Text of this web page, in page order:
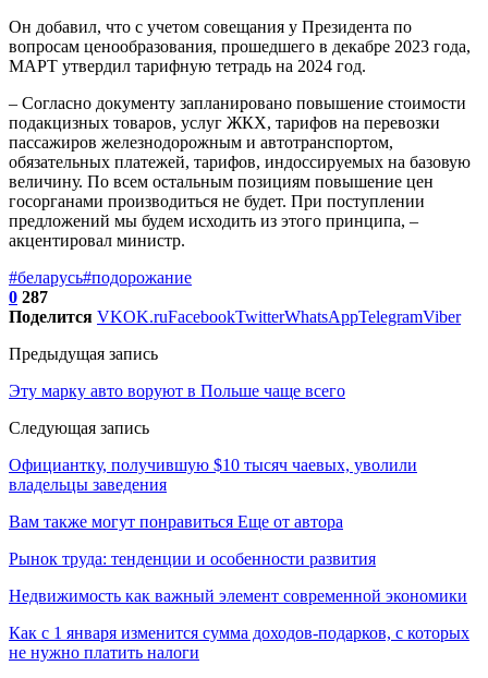
Он добавил, что с учетом совещания у Президента по
вопросам ценообразования, прошедшего в декабре 2023 года,
МАРТ утвердил тарифную тетрадь на 2024 год.
– Согласно документу запланировано повышение стоимости
подакцизных товаров, услуг ЖКХ, тарифов на перевозки
пассажиров железнодорожным и автотранспортом,
обязательных платежей, тарифов, индоссируемых на базовую
величину. По всем остальным позициям повышение цен
госорганами производиться не будет. При поступлении
предложений мы будем исходить из этого принципа, –
акцентировал министр.
#беларусь#подорожание
0 287
Поделится VKOK.ruFacebookTwitterWhatsAppTelegramViber
Предыдущая запись
Эту марку авто воруют в Польше чаще всего
Следующая запись
Официантку, получившую $10 тысяч чаевых, уволили
владельцы заведения
Вам также могут понравиться Еще от автора
Рынок труда: тенденции и особенности развития
Недвижимость как важный элемент современной экономики
Как с 1 января изменится сумма доходов-подарков, с которых
не нужно платить налоги